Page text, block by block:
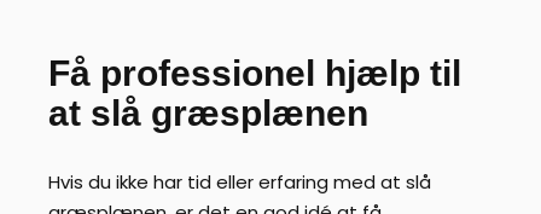
Få professionel hjælp til
at slå græsplænen
Hvis du ikke har tid eller erfaring med at slå